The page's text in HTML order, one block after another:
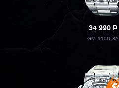
34 990P
GM-110D-8A